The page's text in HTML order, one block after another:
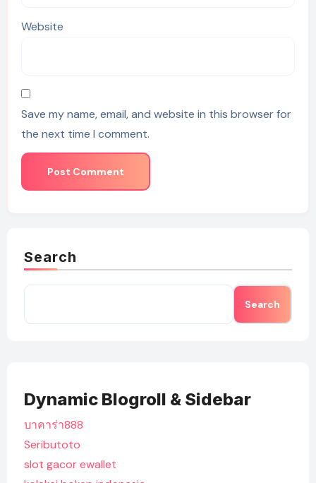
Website
Save my name, email, and website in this browser for
the next time I comment.
Search
Search
Dynamic Blogroll & Sidebar
บาคาร่า888
Seributoto
slot gacor ewallet